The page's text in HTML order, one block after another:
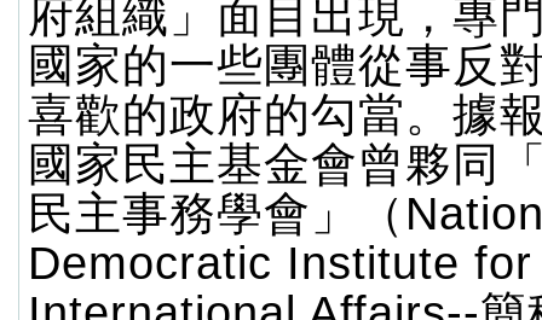
府組織」面目出現，專
國家的一些團體從事反
喜歡的政府的勾當。據
國家民主基金會曾夥同
民主事務學會」（
Democratic Institute for